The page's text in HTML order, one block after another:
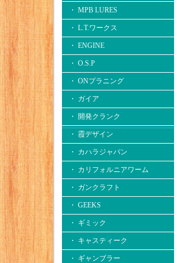
・ MPB LURES
・ L.T.ワークス
・ ENGINE
・ O.S.P
・ ONプラニング
・ ガイア
・ 開発クランク
・ 霞デザイン
・ カハラジャパン
・ カリフォルニアワーム
・ ガンクラフト
・ GEEKS
・ ギミック
・ キャスティーク
・ ギャンブラー